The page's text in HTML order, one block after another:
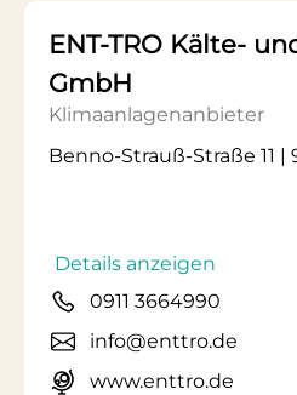
ENT-TRO Kälte-
GmbH
Klimaanlagenanbieter
Benno-Strauß-Straße 11 |
Details anzeigen
0911 3664990
info@enttro.de
www.enttro.de